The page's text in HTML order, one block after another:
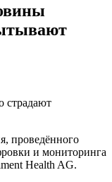
страдают
проведённого
и мониторинга
Health AG.